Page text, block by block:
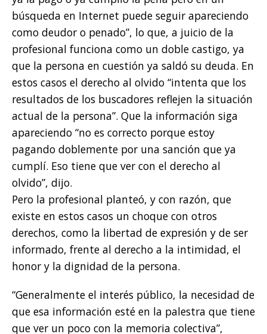
búsqueda en Internet puede seguir apareciendo
como deudor o penado”, lo que, a juicio de la
profesional funciona como un doble castigo, ya
que la persona en cuestión ya saldó su deuda. En
estos casos el derecho al olvido “intenta que los
resultados de los buscadores reflejen la situación
actual de la persona”. Que la información siga
apareciendo “no es correcto porque estoy
pagando doblemente por una sanción que ya
cumplí. Eso tiene que ver con el derecho al
olvido”, dijo.
Pero la profesional planteó, y con razón, que
existe en estos casos un choque con otros
derechos, como la libertad de expresión y de ser
informado, frente al derecho a la intimidad, el
honor y la dignidad de la persona.
“Generalmente el interés público, la necesidad de
que esa información esté en la palestra que tiene
que ver un poco con la memoria colectiva”,